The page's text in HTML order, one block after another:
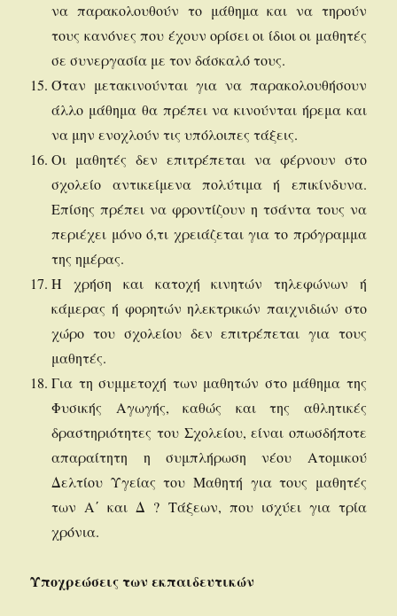
να παρακολουθούν το μάθημα και να τηρούν
τους κανόνες που έχουν ορίσει οι ίδιοι οι μαθητές
σε συνεργασία με τον δάσκαλό τους.
Όταν μετακινούνται για να παρακολουθήσουν
άλλο μάθημα θα πρέπει να κινούνται ήρεμα και
να μην ενοχλούν τις υπόλοιπες τάξεις.
Οι μαθητές δεν επιτρέπεται να φέρνουν στο
σχολείο αντικείμενα πολύτιμα ή επικίνδυνα.
Επίσης πρέπει να φροντίζουν η τσάντα τους να
περιέχει μόνο ό,τι χρειάζεται για το πρόγραμμα
της ημέρας.
Η χρήση και κατοχή κινητών τηλεφώνων ή
κάμερας ή φορητών ηλεκτρικών παιχνιδιών στο
χώρο του σχολείου δεν επιτρέπεται για τους
μαθητές.
Για τη συμμετοχή των μαθητών στο μάθημα της
Φυσικής Αγωγής, καθώς και της αθλητικές
δραστηριότητες του Σχολείου, είναι οπωσδήποτε
απαραίτητη η συμπλήρωση νέου Ατομικού
Δελτίου Υγείας του Μαθητή για τους μαθητές
των Α΄ και Δ ? Τάξεων, που ισχύει για τρία
χρόνια.
Υποχρεώσεις των εκπαιδευτικών